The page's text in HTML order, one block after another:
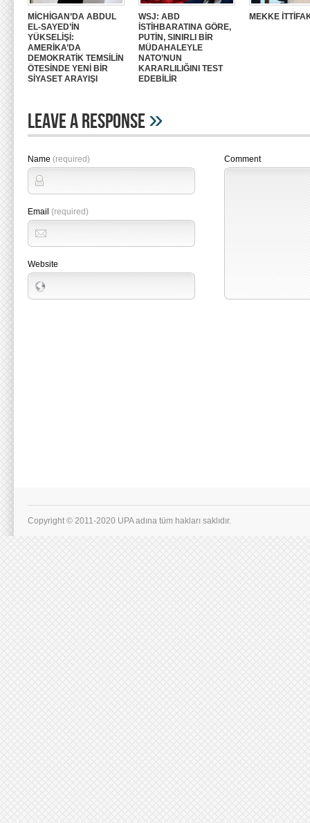
MİCHİGAN’DA ABDUL
EL-SAYED’İN
YÜKSELİŞİ:
AMERİKA’DA
DEMOKRATİK TEMSİLİN
ÖTESİNDE YENİ BİR
SİYASET ARAYIŞI
WSJ: ABD
İSTİHBARATINA GÖRE,
PUTİN, SINIRLI BİR
MÜDAHALEYLE
NATO’NUN
KARARLILIĞINI TEST
EDEBİLİR
MEKKE
Leave A Response»
Name (required)
Email (required)
Website
Comment
Copyright © 2011-2020 UPA adına tüm hakları saklıdır.